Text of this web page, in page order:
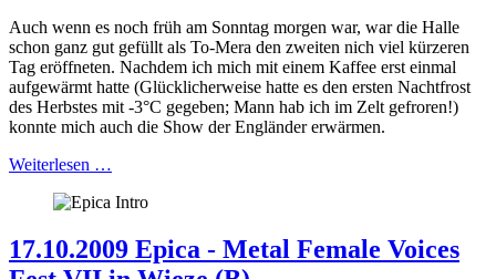
Auch wenn es noch früh am Sonntag morgen war, war die Halle
schon ganz gut gefüllt als To-Mera den zweiten nich viel kürzeren
Tag eröffneten. Nachdem ich mich mit einem Kaffee erst einmal
aufgewärmt hatte (Glücklicherweise hatte es den ersten Nachtfrost
des Herbstes mit -3°C gegeben; Mann hab ich im Zelt gefroren!)
konnte mich auch die Show der Engländer erwärmen.
Weiterlesen …
17.10.2009 Epica - Metal Female Voices